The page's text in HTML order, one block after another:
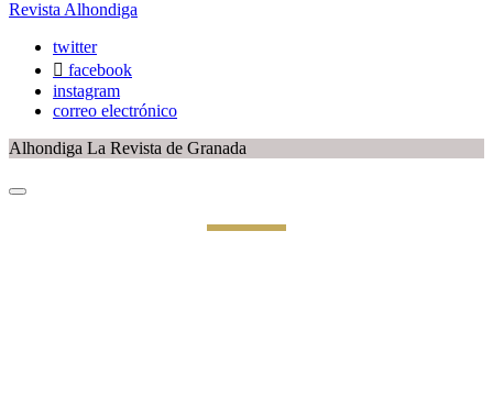
Revista Alhondiga
twitter
facebook
instagram
correo electrónico
Alhondiga La Revista de Granada